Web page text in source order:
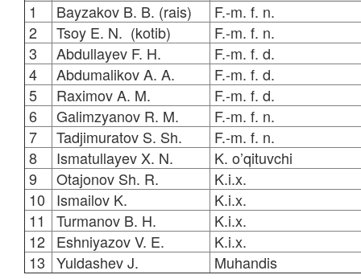
1
Bayzakov B. B. (rais)
F.-m. f. n.
2
Tsoy E. N. (kotib)
F.-m. f. n.
3
Abdullayev F. H.
F.-m. f. d.
4
Abdumalikov A. A.
F.-m. f. d.
5
Raximov A. M.
F.-m. f. d.
6
Galimzyanov R. M.
F.-m. f. n.
7
Tadjimuratov S. Sh.
F.-m. f. n.
8
Ismatullayev X. N.
K. o’qituvchi
9
Otajonov Sh. R.
K.i.x.
10
Ismailov K.
K.i.x.
11
Turmanov B. H.
K.i.x.
12 Eshniyazov V. E.
K.i.x.
13 Yuldashev J. Muhandis